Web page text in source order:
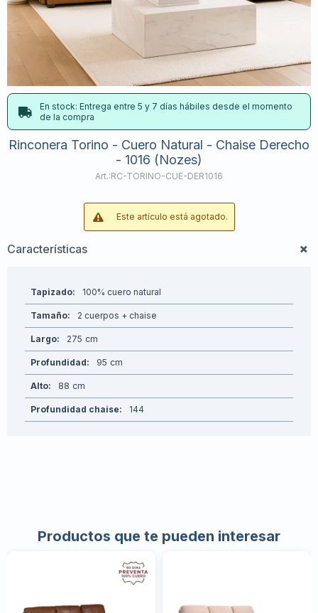
En stock: Entrega entre 5 y 7 días hábiles desde el momento
de la compra
Rinconera Torino - Cuero Natural - Chaise Derecho
- 1016 (Nozes)
RC-TORINO-CUE-DER1016
Este artículo está agotado.
Características
Tapizado 100% cuero natural
Tamaño 2 cuerpos + chaise
Largo 275
Profundidad 95
Alto 88
Profundidad chaise 144
Productos que te pueden interesar